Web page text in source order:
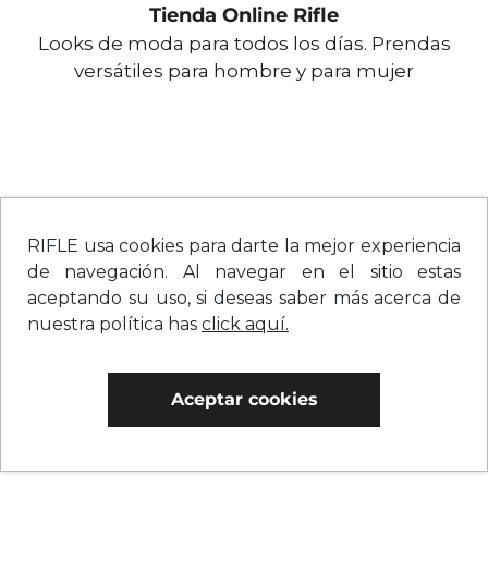
RIFLE usa cookies para darte la mejor experiencia
de navegación. Al navegar en el sitio estas
aceptando su uso, si deseas saber más acerca de
nuestra política has click aquí.
Aceptar cookies
Tienda Online Rifle
Looks de moda para todos los días. Prendas
versátiles para hombre y para mujer